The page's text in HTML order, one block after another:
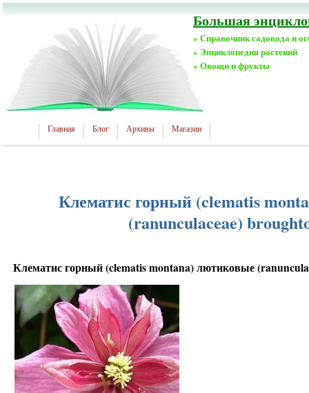
Большая
» Справочник садовода и
» Энциклопедия растений
» Овощи и фрукты
Главная Блог Архивы Магазин
Клематис горный (clematis
(ranunculaceae)
Клематис горный (clematis montana) лютиковые